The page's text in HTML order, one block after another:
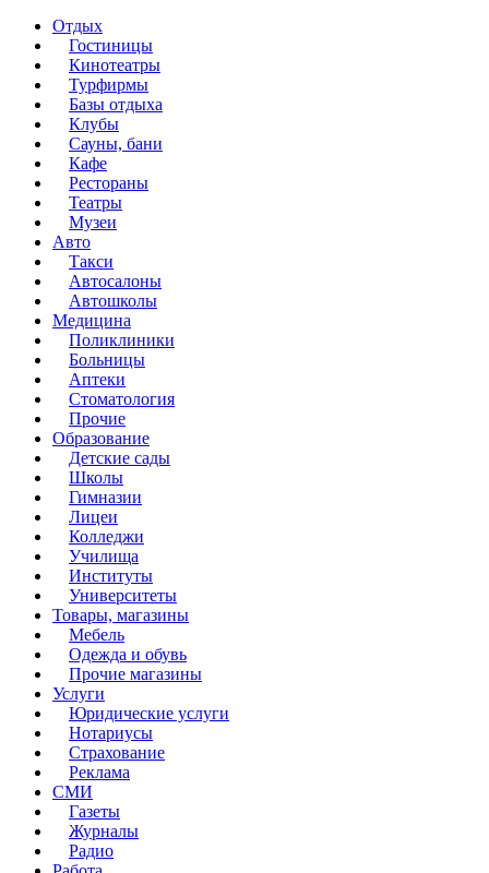
Отдых
Гостиницы
Кинотеатры
Турфирмы
Базы отдыха
Клубы
Сауны, бани
Кафе
Рестораны
Театры
Музеи
Авто
Такси
Автосалоны
Автошколы
Медицина
Поликлиники
Больницы
Аптеки
Стоматология
Прочие
Образование
Детские сады
Школы
Гимназии
Лицеи
Колледжи
Училища
Институты
Университеты
Товары, магазины
Мебель
Одежда и обувь
Прочие магазины
Услуги
Юридические услуги
Нотариусы
Страхование
Реклама
СМИ
Газеты
Журналы
Радио